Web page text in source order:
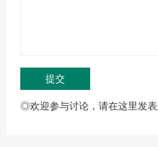
◎欢迎参与讨论，请在这里发表